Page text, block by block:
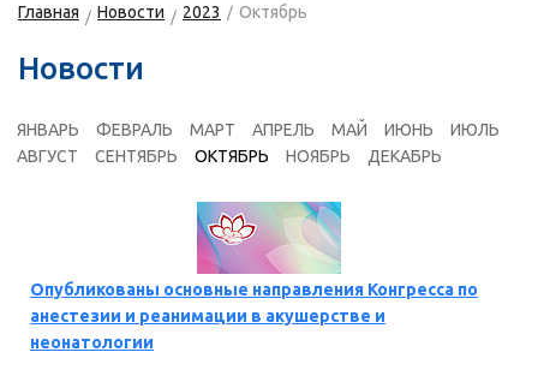
Главная Новости 2023 Октябрь
Новости
ЯНВАРЬ ФЕВРАЛЬ МАРТ АПРЕЛЬ МАЙ ИЮНЬ
ИЮЛЬ
АВГУСТ
СЕНТЯБРЬ ОКТЯБРЬ НОЯБРЬ ДЕКАБРЬ
Опубликованы основные направления Конгресса по
анестезии и реанимации в акушерстве и
неонатологии